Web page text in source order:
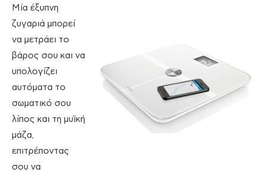
Μία έξυπνη
ζυγαριά μπορεί
να μετράει το
βάρος σου και να
υπολογίζει
αυτόματα το
σωματικό σου
λίπος και τη μυϊκή
μάζα,
επιτρέποντας
σου να